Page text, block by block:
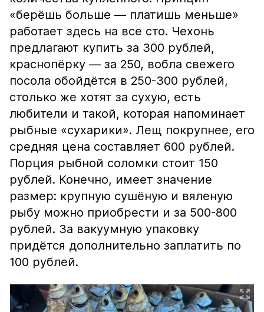
«берёшь больше — платишь меньше»
работает здесь на все сто. Чехонь
предлагают купить за 300 рублей,
краснопёрку — за 250, вобла свежего
посола обойдётся в 250-300 рублей,
столько же хотят за сухую, есть
любители и такой, которая напоминает
рыбные «сухарики». Лещ покрупнее, его
средняя цена составляет 600 рублей.
Порция рыбной соломки стоит 150
рублей. Конечно, имеет значение
размер: крупную сушёную и вяленую
рыбу можно приобрести и за 500-800
рублей. За вакуумную упаковку
придётся дополнительно заплатить по
100 рублей.